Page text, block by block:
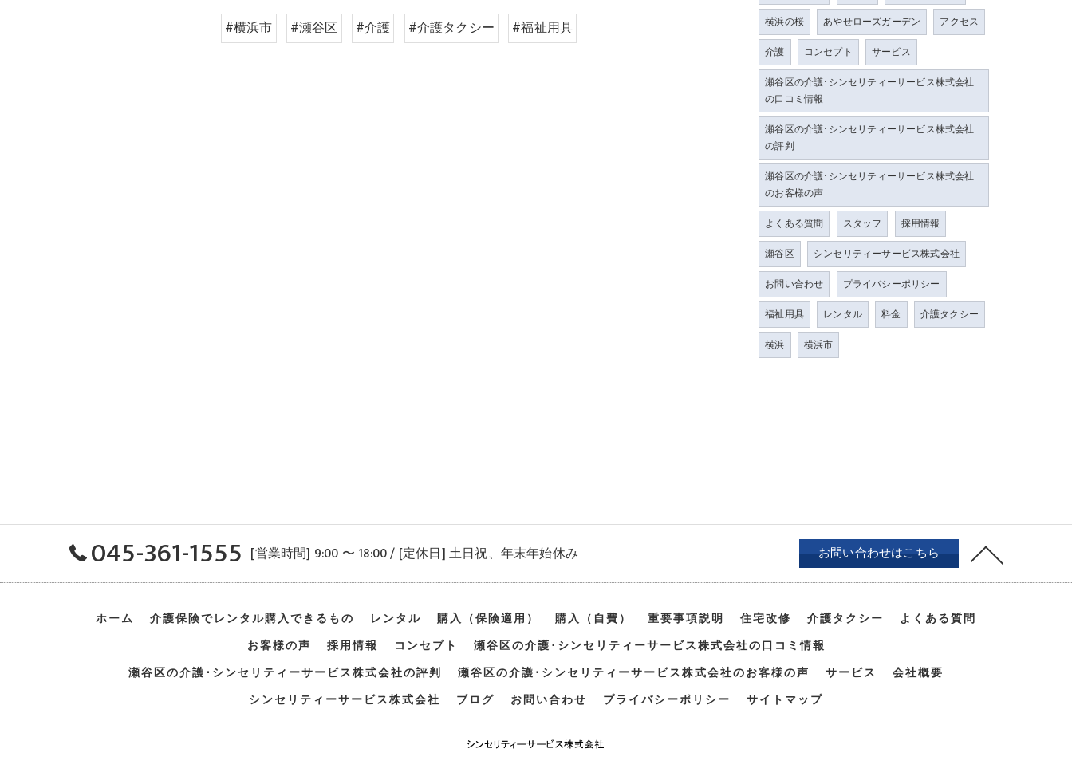
#横浜市 #瀬谷区 #介護 #介護タクシー #福祉用具
横浜の桜
あやせローズガーデン
アクセス
介護
コンセプト
サービス
瀬谷区の介護･シンセリティーサービス株式会社
の口コミ情報
瀬谷区の介護･シンセリティーサービス株式会社
の評判
瀬谷区の介護･シンセリティーサービス株式会社
のお客様の声
よくある質問
スタッフ
採用情報
瀬谷区
シンセリティーサービス株式会社
お問い合わせ
プライバシーポリシー
福祉用具
レンタル 料金
介護タクシー
横浜
横浜市
045-361-1555 [営業時間] 9:00 〜 18:00 / [定休日] 土日祝、年末年始休み お問い合わせはこちら
ホーム 介護保険でレンタル購入できるもの レンタル 購入（保険適用） 購入（自費） 重要事項説明 住宅改修 介護タクシー
よくある質問
お客様の声
採用情報 コンセプト
瀬谷区の介護･シンセリティーサービス株式会社の口コミ情報
瀬谷区の介護･シンセリティーサービス株式会社の評判
瀬谷区の介護･シンセリティーサービス株式会社のお客様の声 サービス
会社概要
シンセリティーサービス株式会社
ブログ お問い合わせ プライバシーポリシー サイトマップ